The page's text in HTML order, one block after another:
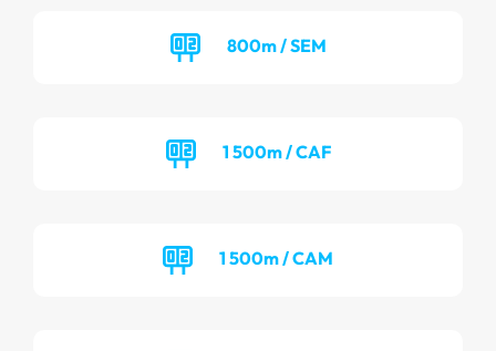
800m / SEM
1 500m / CAF
1 500m / CAM